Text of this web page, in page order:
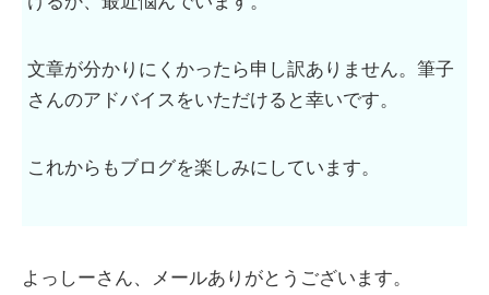
文章が分かりにくかったら申し訳ありません。筆子
さんのアドバイスをいただけると幸いです。
これからもブログを楽しみにしています。
よっしーさん、メールありがとうございます。